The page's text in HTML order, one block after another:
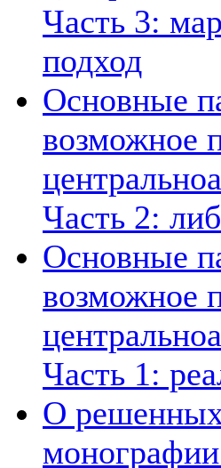
Часть 3:
подход
Основные
возможное
Часть 2:
Основные
возможное
Часть 1:
О решенных